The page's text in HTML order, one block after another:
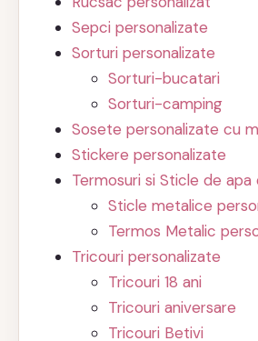
Sepci personalizate
Sorturi personalizate
Sorturi-bucatari
Sorturi-camping
Sosete personalizate cu
Stickere personalizate
Termosuri si Sticle de
Sticle metalice
Termos Metalic
Tricouri personalizate
Tricouri 18 ani
Tricouri aniversare
Tricouri Betivi